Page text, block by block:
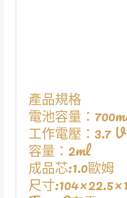
產品規格
電池容量：
工作電壓：3.7 V
容量：2ml
成品芯:1.0歐姆
尺寸